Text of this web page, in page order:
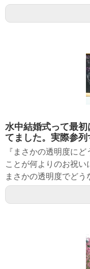
水中結婚式って最
てました。実際参列
『まさかの透明度に
ことが何よりのお祝い
まさかの透明度でどう